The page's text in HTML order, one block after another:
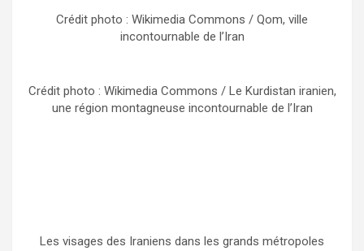
Crédit photo : Wikimedia Commons / Qom, ville
incontournable de l’Iran
Crédit photo : Wikimedia Commons / Le Kurdistan iranien,
une région montagneuse incontournable de l’Iran
Les visages des Iraniens dans les grands métropoles